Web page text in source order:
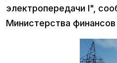
электропередачи I",
Министерства